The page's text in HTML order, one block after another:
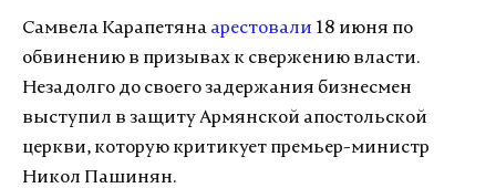
Самвела Карапетяна арестовали 18 июня по
обвинению в призывах к свержению власти.
Незадолго до своего задержания бизнесмен
выступил в защиту Армянской апостольской
церкви, которую критикует премьер-министр
Никол Пашинян.